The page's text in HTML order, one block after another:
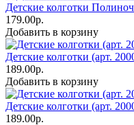
Детские колготки
179.00р.
Добавить в корзину
Детские колготки (арт.
189.00р.
Добавить в корзину
Детские колготки (арт.
189.00р.